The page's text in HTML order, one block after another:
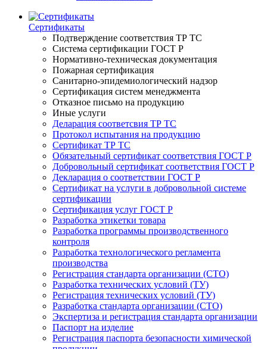
Сертификаты
Подтверждение соответствия ТР ТС
Система сертификации ГОСТ Р
Нормативно-техническая документация
Пожарная сертификация
Санитарно-эпидемиологический надзор
Сертификация систем менеджмента
Отказное письмо на продукцию
Иные услуги
Деларация соответсвия ТР ТС
Протокол испытания на продукцию
Сертификат ТР ТС
Обязательный сертификат соответствия ГОСТ Р
Добровольный сертификат соответствия ГОСТ Р
Декларация о соответствии ГОСТ Р
Сертификат на услуги в добровольной системе
сертификации
Сертификация услуг ГОСТ Р
Разработка этикетки товара
Разработка программы производственного
контроля
Разработка технологического регламента
производства
Регистрация стандарта организации (СТО)
Разработка технических условий (ТУ)
Регистрация технических условий (ТУ)
Разработка стандарта организации (СТО)
Экспертиза и регистрация стандарта организации
Паспорт на изделие
Регистрация паспорта безопасности химической